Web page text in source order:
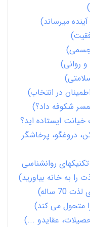
میرساند)
جسمی)
روانی)
در انتخاب)
شکوفه داد؟)
ایستاده اید؟
دروغگو، پرخاشگر
تکنیکهای روانشناسی
را به خانه بیاورید)
ساله)
متحول می کند)
عقایدو ...)